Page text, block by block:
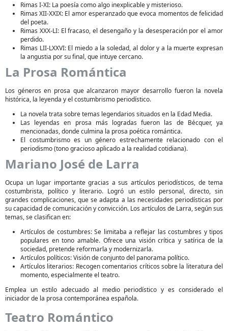
Rimas I-XI: La poesía como algo inexplicable y misterioso.
Rimas XII-XXIX: El amor esperanzado que evoca momentos de felicidad
del poeta.
Rimas XXX-LI: El fracaso, el desengaño y la desesperación por el amor
perdido.
Rimas LII-LXXVI: El miedo a la soledad, al dolor y a la muerte expresan
la angustia por su final, que intuye cercano.
La Prosa Romántica
Los géneros en prosa que alcanzaron mayor desarrollo fueron la novela
histórica, la leyenda y el costumbrismo periodístico.
La novela trata sobre temas legendarios situados en la Edad Media.
Las leyendas en prosa más logradas fueron las de Bécquer, ya
mencionadas, donde culmina la prosa poética romántica.
El costumbrismo es un género estrechamente relacionado con el
periodismo (tono gracioso aplicado a la realidad cotidiana).
Mariano José de Larra
Ocupa un lugar importante gracias a sus artículos periodísticos, de tema
costumbrista, político y literario. Logró un estilo personal, directo, sin
grandes complicaciones, que se adapta a las necesidades periodísticas por
su capacidad de comunicación y convicción. Los artículos de Larra, según sus
temas, se clasifican en:
Artículos de costumbres: Se limitaba a reflejar las costumbres y tipos
populares en tono amable. Ofrece una visión crítica y satírica de la
sociedad, pretende reformarla y modernizarla.
Artículos políticos: Visión de conjunto del panorama político.
Artículos literarios: Recogen comentarios críticos sobre la literatura del
momento, especialmente el teatro.
Emplea un estilo adecuado al medio periodístico y es considerado el
iniciador de la prosa contemporánea española.
Teatro Romántico